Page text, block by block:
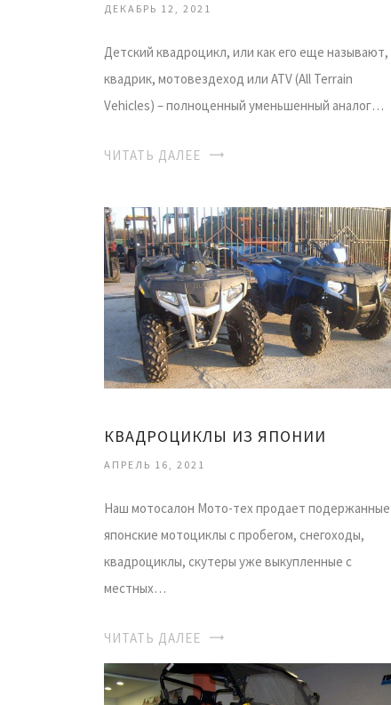
ДЕКАБРЬ 12, 2021
Детский квадроцикл, или как его еще называют,
квадрик, мотовездеход или ATV (All Terrain
Vehicles) – полноценный уменьшенный аналог…
ЧИТАТЬ ДАЛЕЕ
КВАДРОЦИКЛЫ ИЗ ЯПОНИИ
АПРЕЛЬ 16, 2021
Наш мотосалон Мото-тех продает подержанные
японские мотоциклы с пробегом, снегоходы,
квадроциклы, скутеры уже выкупленные с
местных…
ЧИТАТЬ ДАЛЕЕ